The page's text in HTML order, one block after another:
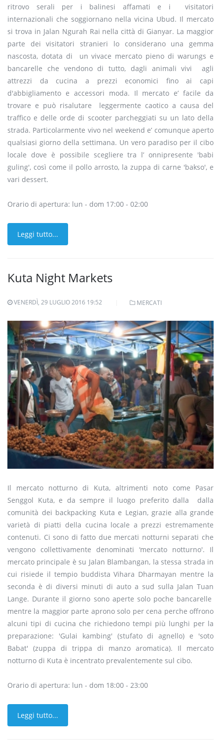
ritrovo serali per i balinesi affamati e i visitatori
internazionali che soggiornano nella vicina Ubud. Il mercato
si trova in Jalan Ngurah Rai nella città di Gianyar. La maggior
parte dei visitatori stranieri lo considerano una gemma
nascosta, dotata di un vivace mercato pieno di warungs e
bancarelle che vendono di tutto, dagli animali vivi agli
attrezzi da cucina a prezzi economici fino ai capi
d'abbigliamento e accessori moda. Il mercato e’ facile da
trovare e può risalutare leggermente caotico a causa del
traffico e delle orde di scooter parcheggiati su un lato della
strada. Particolarmente vivo nel weekend e’ comunque aperto
qualsiasi giorno della settimana. Un vero paradiso per il cibo
locale dove è possibile scegliere tra l’ onnipresente 'babi
guling', così come il pollo arrosto, la zuppa di carne 'bakso', e
vari dessert.
Orario di apertura: lun - dom 17:00 - 02:00
Leggi tutto...
Kuta Night Markets
VENERDÌ, 29 LUGLIO 2016 19:52 MERCATI
Il mercato notturno di Kuta, altrimenti noto come Pasar
Senggol Kuta, e da sempre il luogo preferito dalla dalla
comunità dei backpacking Kuta e Legian, grazie alla grande
varietà di piatti della cucina locale a prezzi estremamente
contenuti. Ci sono di fatto due mercati notturni separati che
vengono collettivamente denominati ‘mercato notturno'. Il
mercato principale è su Jalan Blambangan, la stessa strada in
cui risiede il tempio buddista Vihara Dharmayan mentre la
seconda è di diversi minuti di auto a sud sulla Jalan Tuan
Lange. Durante il giorno sono aperte solo poche bancarelle
mentre la maggior parte aprono solo per cena perche offrono
alcuni tipi di cucina che richiedono tempi più lunghi per la
preparazione: 'Gulai kambing' (stufato di agnello) e 'soto
Babat' (zuppa di trippa di manzo aromatica). Il mercato
notturno di Kuta è incentrato prevalentemente sul cibo.
Orario di apertura: lun - dom 18:00 - 23:00
Leggi tutto...